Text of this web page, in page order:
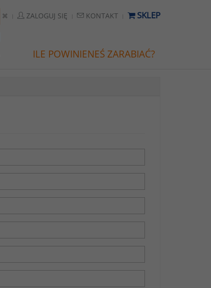
ZALOGUJ SIĘ KONTAKT SKLEP
ILE POWINIENEŚ ZARABIAĆ?